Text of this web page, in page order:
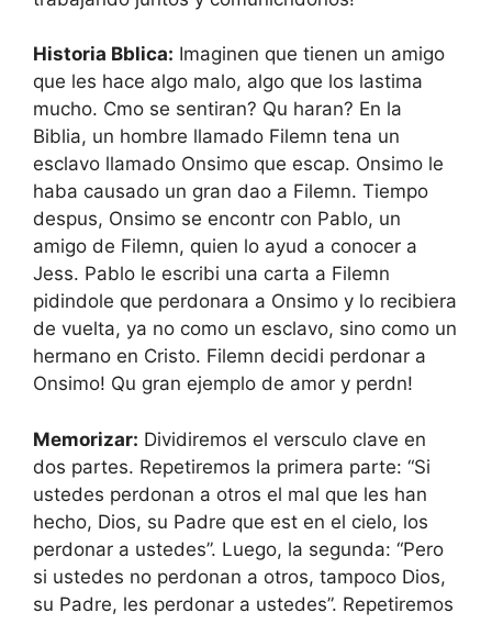
Historia Bblica: Imaginen que tienen un amigo
que les hace algo malo, algo que los lastima
mucho. Cmo se sentiran? Qu haran? En la
Biblia, un hombre llamado Filemn tena un
esclavo llamado Onsimo que escap. Onsimo le
haba causado un gran dao a Filemn. Tiempo
despus, Onsimo se encontr con Pablo, un
amigo de Filemn, quien lo ayud a conocer a
Jess. Pablo le escribi una carta a Filemn
pidindole que perdonara a Onsimo y lo recibiera
de vuelta, ya no como un esclavo, sino como un
hermano en Cristo. Filemn decidi perdonar a
Onsimo! Qu gran ejemplo de amor y perdn!
Memorizar: Dividiremos el versculo clave en
dos partes. Repetiremos la primera parte: “Si
ustedes perdonan a otros el mal que les han
hecho, Dios, su Padre que est en el cielo, los
perdonar a ustedes”. Luego, la segunda: “Pero
si ustedes no perdonan a otros, tampoco Dios,
su Padre, les perdonar a ustedes”. Repetiremos